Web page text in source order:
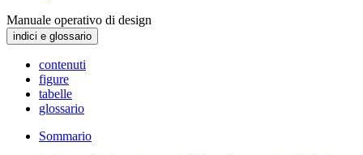
Manuale operativo di design
indici e glossario
contenuti
figure
tabelle
glossario
Sommario